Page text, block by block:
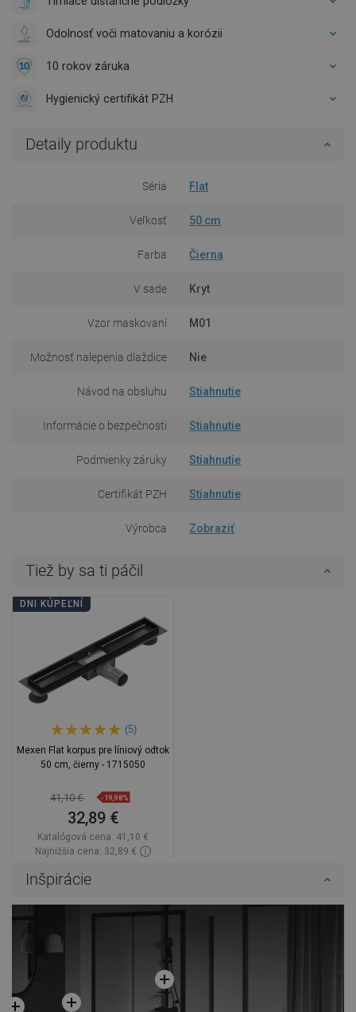
Odolnosť voči matovaniu a korózii
10 rokov záruka
Hygienický certifikát PZH
Detaily produktu
Séria Flat
Veľkosť 50 cm
Farba Čierna
V sade Kryt
Vzor maskovaní M01
Možnosť nalepenia dlaždice Nie
Návod na obsluhu Stiahnutie
Informácie o bezpečnosti Stiahnutie
Podmienky záruky Stiahnutie
Certifikát PZH Stiahnutie
Výrobca Zobraziť
Tiež by sa ti páčil
DNI KÚPEĽNÍ
(5)
Mexen Flat korpus pre líniový odtok
50 cm, čierny - 1715050
41,10 € -19,98%
32,89 €
Katalógová cena: 41,10 €
Najnižšia cena: 32,89 €
Inšpirácie